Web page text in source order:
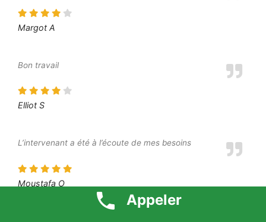
Margot A
Bon travail
Elliot S
L’intervenant a été à l’écoute de mes besoins
Moustafa O
Appeler